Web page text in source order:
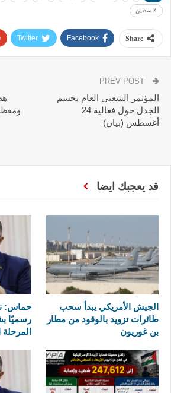
فلسطين
Share
Facebook
Twitter
المؤتمر الشعبي العام يحسم
الجدل حول فعالية 24
أغسطس (بيان)
قد يعجبك ايضا
الجيش الأمريكي يبدأ سحب
طائرات تزويد بالوقود من مطار
بن غوريون
حماس:
رسميًا
المرحلة